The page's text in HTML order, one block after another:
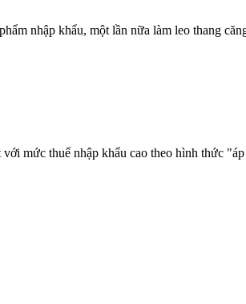
nhập khẩu, một lần nữa làm leo thang
mức thuế nhập khẩu cao theo hình thức